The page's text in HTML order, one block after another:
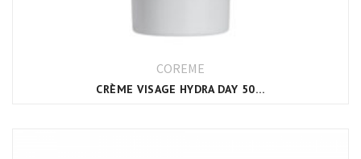
COREME
CRÈME VISAGE HYDRA DAY 50ML CORÈME